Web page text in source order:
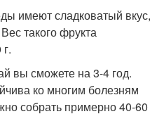
имеют сладковатый вкус,
такого фрукта
вы сможете на 3-4 год.
ко многим болезням
собрать примерно 40-60